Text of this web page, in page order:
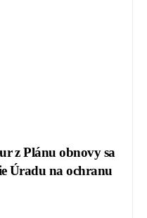
z Plánu obnovy sa
Úradu na ochranu